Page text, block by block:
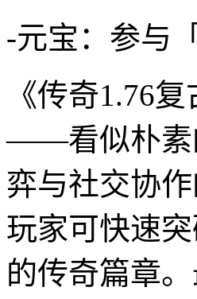
-元宝：参与
《传奇1.76
——看似朴素
弈与社交协
玩家可快速
的传奇篇章